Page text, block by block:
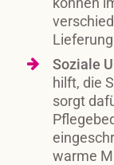
Soziale
hilft, die
sorgt
warme